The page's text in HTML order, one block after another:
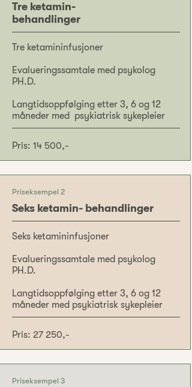
Tre ketamin-
behandlinger
Tre ketamininfusjoner
Evalueringssamtale med psykolog
PH.D.
Langtidsoppfølging etter 3, 6 og 12
måneder med psykiatrisk sykepleier
Pris: 14 500,-
Priseksempel 2
Seks ketamin- behandlinger
Seks ketamininfusjoner
Evalueringssamtale med psykolog
PH.D.
Langtidsoppfølging etter 3, 6 og 12
måneder med psykiatrisk sykepleier
Pris: 27 250,-
Priseksempel 3